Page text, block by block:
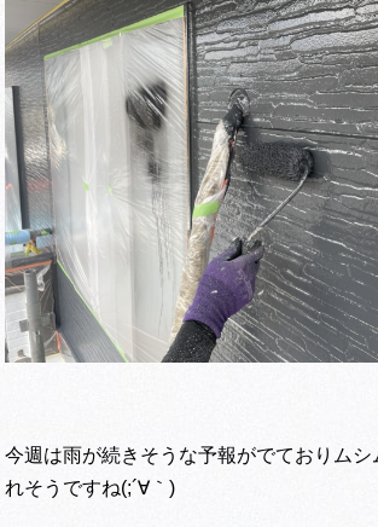
今週は雨が続きそうな予報がでておりム
れそうですね(;´∀｀)